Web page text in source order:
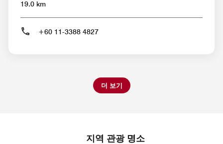
19.0 km
+60 11-3388 4827
더 보기
지역 관광 명소